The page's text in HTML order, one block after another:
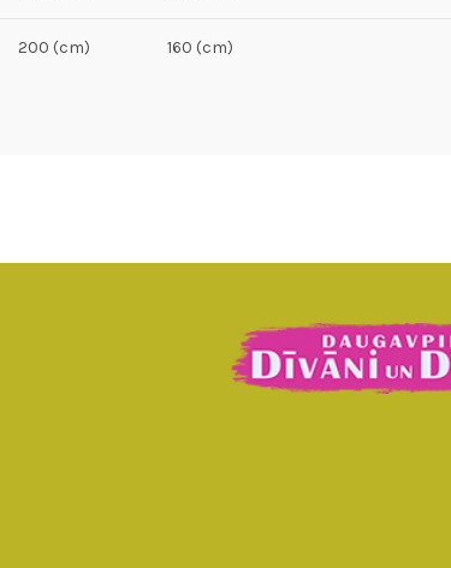
200 (cm) 160 (cm)